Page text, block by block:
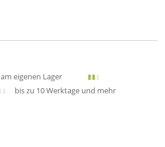
am eigenen Lager
bis zu 10 Werktage und mehr